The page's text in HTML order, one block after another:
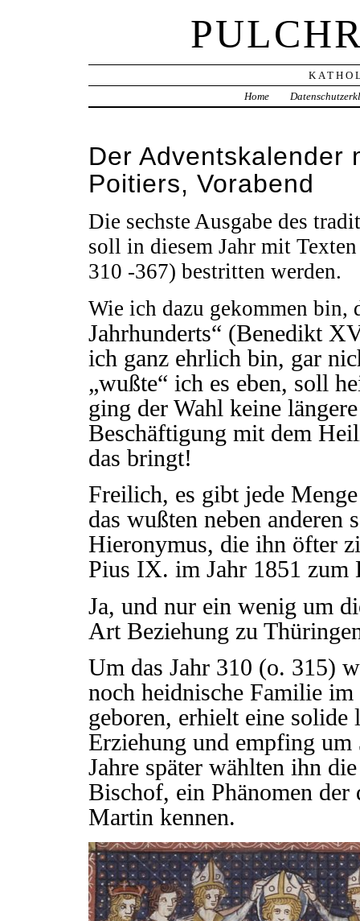
Home
Der Adventskalender
Poitiers, Vorabend
Die sechste Ausgabe des
soll in diesem Jahr mit
310 -367) bestritten werden.
Wie ich dazu gekommen bin,
Jahrhunderts“ (Benedikt
ich ganz ehrlich bin, gar
„wußte“ ich es eben, soll
ging der Wahl keine
Beschäftigung mit dem
das bringt!
Freilich, es gibt jede
das wußten neben
Hieronymus, die ihn öfter
Pius IX. im Jahr 1851 zum
Ja, und nur ein wenig um
Art Beziehung zu
Um das Jahr 310 (o. 315)
noch heidnische Familie
geboren, erhielt eine
Erziehung und empfing um
Jahre später wählten ihn
Bischof, ein Phänomen
Martin kennen.